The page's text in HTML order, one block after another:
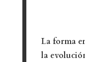
La forma
la